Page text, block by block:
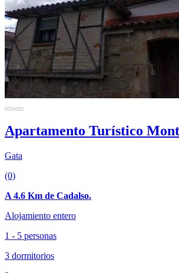
Apartamento Turístico
Gata
(0)
A 4.6 Km de Cadalso.
Alojamiento entero
1 - 5 personas
3 dormitorios